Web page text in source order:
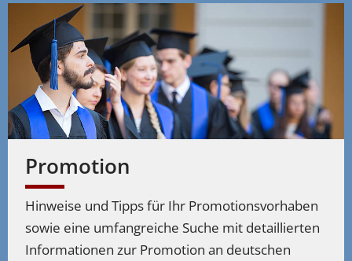
Promotion
Hinweise und Tipps für Ihr Promotionsvorhaben
sowie eine umfangreiche Suche mit detaillierten
Informationen zur Promotion an deutschen